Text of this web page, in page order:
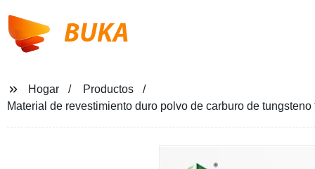
BUKA
Hogar
Productos
Material de revestimiento duro polvo de carburo de